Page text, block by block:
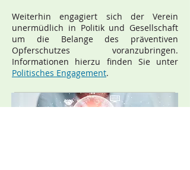
Weiterhin engagiert sich der Verein
unermüdlich in Politik und Gesellschaft
um die Belange des präventiven
Opferschutzes voranzubringen.
Informationen hierzu finden Sie unter
Politisches Engagement.